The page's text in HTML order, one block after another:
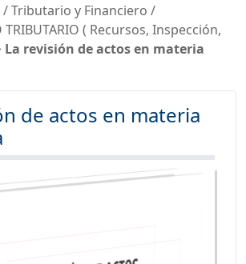
/Tributario y Financiero /
TRIBUTARIO ( Recursos, Inspección,
La revisión de actos en materia
de actos en materia